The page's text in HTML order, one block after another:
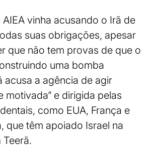
vinha acusando o Irã de
suas obrigações, apesar
que não tem provas de que o
uma bomba
acusa a agência de agir
motivada” e dirigida pelas
como EUA, França e
que têm apoiado Israel na